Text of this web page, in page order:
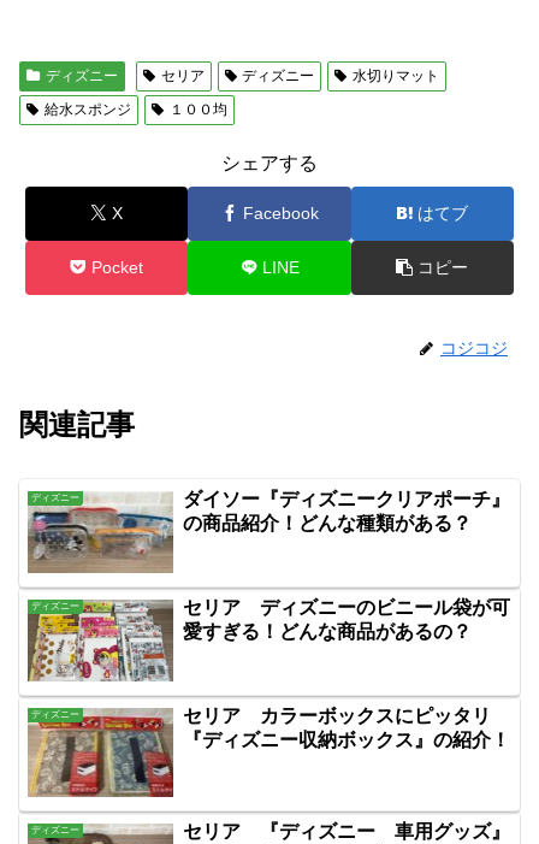
ディズニー セリア ディズニー
水切りマット
給水スポンジ
１００均
シェアする
X Facebook はてブ
Pocket LINE コピー
コジコジ
関連記事
ディズニー
ダイソー『ディズニークリアポーチ』
の商品紹介！どんな種類がある？
ディズニー
セリア ディズニーのビニール袋が可
愛すぎる！どんな商品があるの？
ディズニー
セリア カラーボックスにピッタリ
『ディズニー収納ボックス』の紹介！
ディズニー
セリア 『ディズニー 車用グッズ』